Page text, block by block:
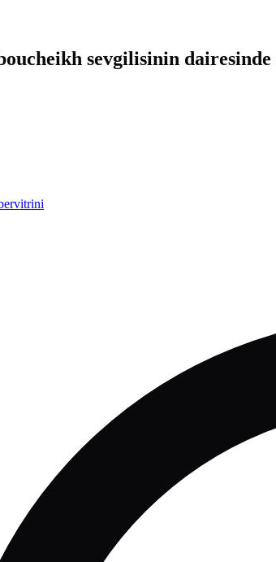
sevgilisinin